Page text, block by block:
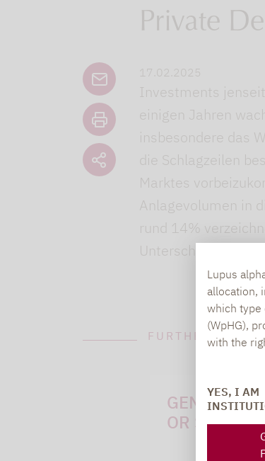
Lupus
allocation,
which type
(WpHG),
with the
YES, I AM
Private
17.02.2025
Investments
einigen Jahren
insbesondere das
die Schlagzeilen
Marktes
Anlagevolumen in
rund 14%
Unterschiede zu
FURTHER
GENERAL
OR